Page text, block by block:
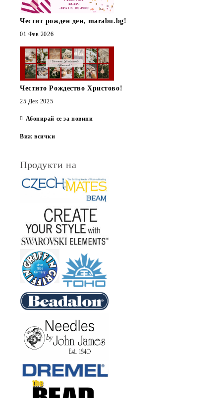
Честит рожден ден, marabu.bg!
01 Фев 2026
Честито Рождество Христово!
25 Дек 2025
Абонирай се за новини
Виж всички
Продукти на